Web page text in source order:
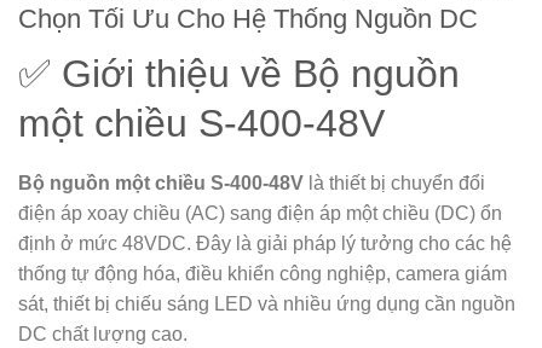
Chọn Tối Ưu Cho Hệ Thống Nguồn DC
✅ Giới thiệu về Bộ nguồn
một chiều S-400-48V
Bộ nguồn một chiều S-400-48V là thiết bị chuyển đổi
điện áp xoay chiều (AC) sang điện áp một chiều (DC) ổn
định ở mức 48VDC. Đây là giải pháp lý tưởng cho các hệ
thống tự động hóa, điều khiển công nghiệp, camera giám
sát, thiết bị chiếu sáng LED và nhiều ứng dụng cần nguồn
DC chất lượng cao.